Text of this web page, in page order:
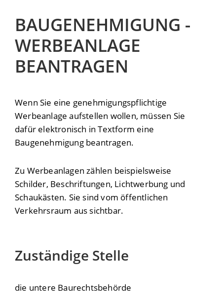
BAUGENEHMIGUNG -
WERBEANLAGE
BEANTRAGEN
Wenn Sie eine genehmigungspflichtige
Werbeanlage aufstellen wollen, müssen Sie
dafür elektronisch in Textform eine
Baugenehmigung beantragen.
Zu Werbeanlagen zählen beispielsweise
Schilder, Beschriftungen, Lichtwerbung und
Schaukästen. Sie sind vom öffentlichen
Verkehrsraum aus sichtbar.
Zuständige Stelle
die untere Baurechtsbehörde